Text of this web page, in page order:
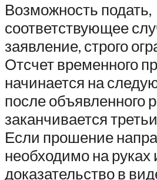
Возможность подать,
соответствующее
заявление, строго
Отсчет временного
начинается на
после объявленного
заканчивается
Если прошение
необходимо на руках
доказательство в